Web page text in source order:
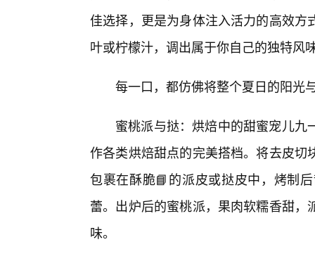
佳选择，更是为身体注入活力的高效
叶或柠檬汁，调出属于你自己的独特风
每一口，都仿佛将整个夏日的阳光
蜜桃派与挞：烘焙中的甜蜜宠儿
作各类烘焙甜点的完美搭档。将去皮
包裹在酥脆📘的派皮或挞皮中，烤制
蕾。出炉后的蜜桃派，果肉软糯香甜
味。